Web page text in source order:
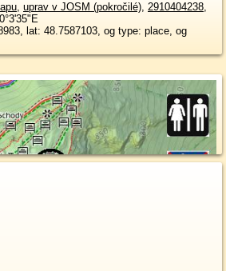
, uprav v JOSM (pokročilé), 2910404238,
lat: 48.7587103, og type: place, og